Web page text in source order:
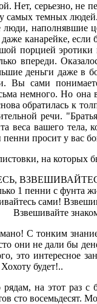
Нет, серьезно, не
самых темных
люди, наполнявшие
канарейке, если
порцией
впереди.
деньги даже в
Вы сами
немного. Но
обратилась к
речи.
вашего тела,
просит у вас
на которых
1 пенни с фунта
сами!
Взвешивайте
С тонким
они не дали бы
это интересное
будет!..
рядам, на этот раз
сто восемьдесят.